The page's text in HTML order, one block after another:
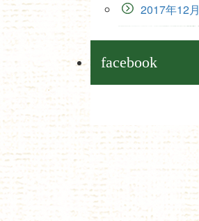
2017年12月
facebook